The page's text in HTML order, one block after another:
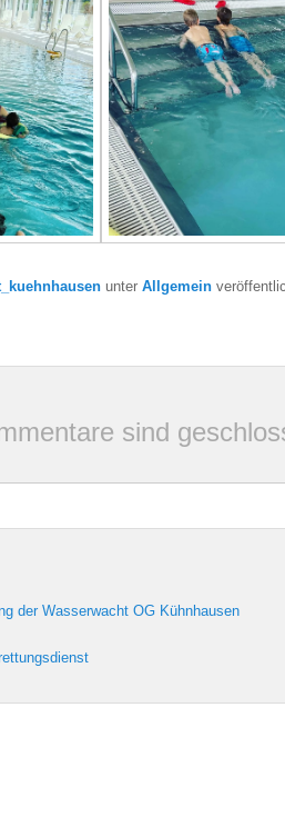
unter Allgemein
sind
der Wasserwacht OG Kühnhausen